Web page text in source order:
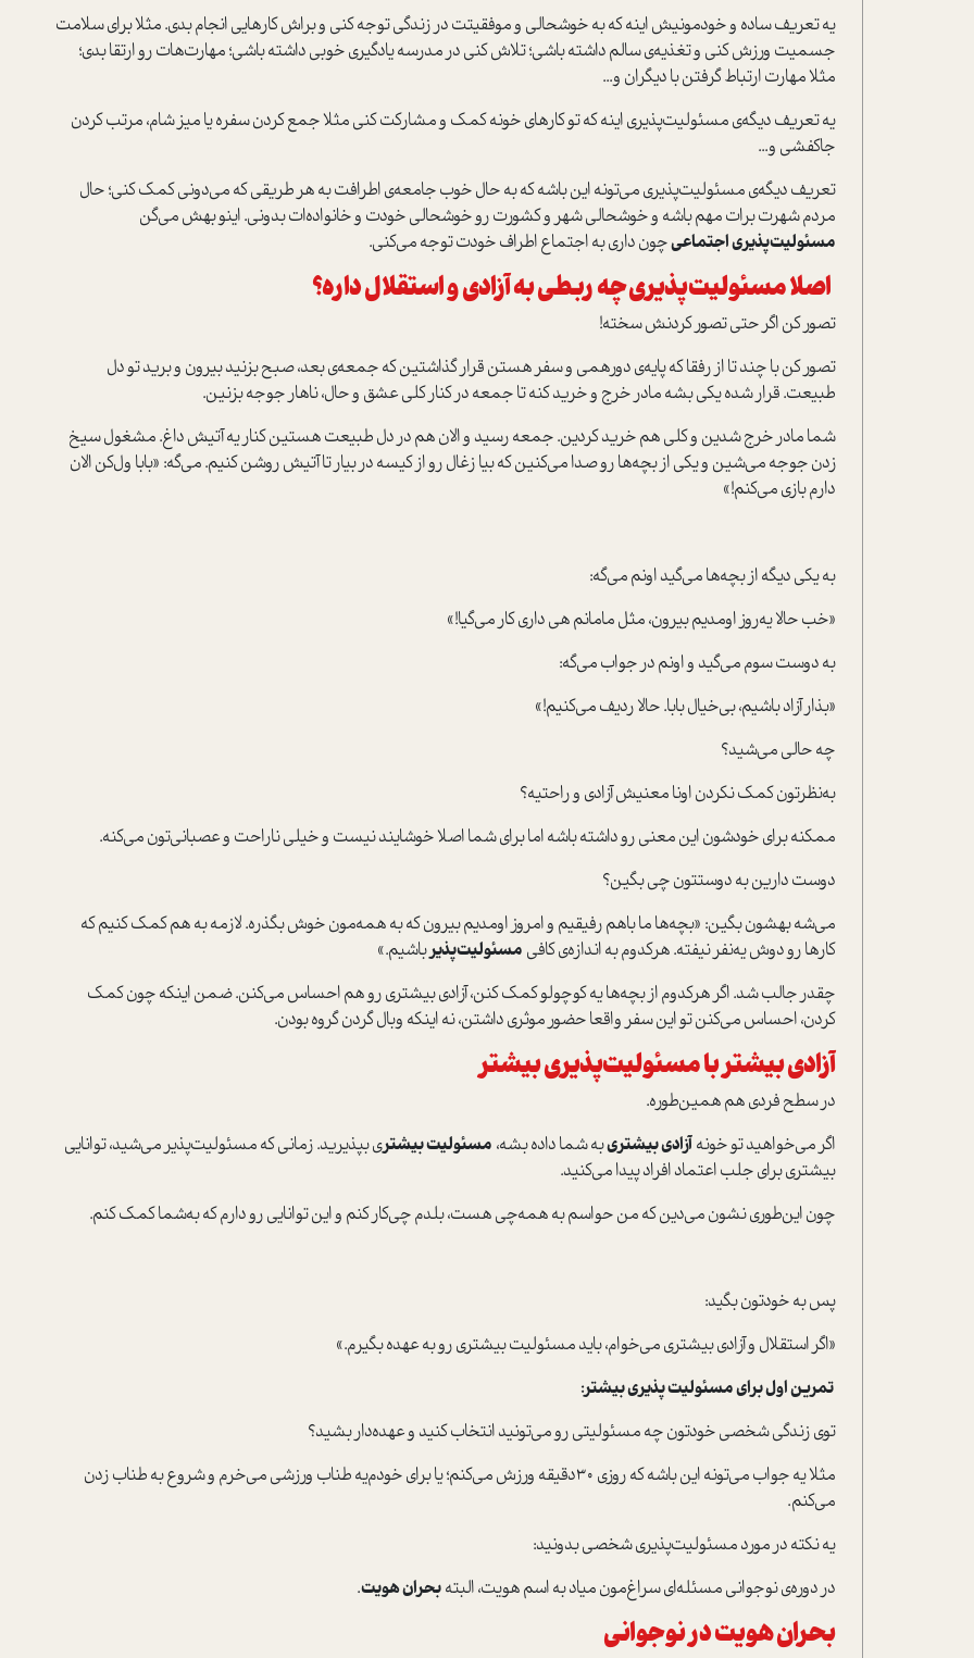
یه تعریف ساده و خودمونیش اینه که به خوشحالی و موفقیتت در زندگی توجه کنی و براش کارهایی انجام بدی. مثلا برای سلامت
جسمیت ورزش کنی و تغذیه‌ی سالم داشته باشی؛ تلاش کنی در مدرسه یادگیری خوبی داشته باشی؛ مهارت‌هات‌ رو ارتقا بدی؛
مثلا مهارت ارتباط گرفتن‌ با دیگران و...
یه تعریف دیگه‌ی مسئولیت‌پذیری اینه که تو کارهای خونه کمک و مشارکت کنی مثلا جمع کردن سفره یا میز شام، مرتب کردن
جاکفشی و...
تعریف دیگه‌ی مسئولیت‌پذیری می‌تونه این‌ باشه که به حال خوب جامعه‌ی اطرافت به هر طریقی که می‌دونی کمک کنی؛ حال
مردم شهرت برات مهم باشه و خوشحالی شهر و کشورت رو خوشحالی خودت و خانواده‌ات بدونی. اینو بهش می‌گن
مسئولیتپذیری اجتماعیچون داری به اجتماع اطراف خودت توجه می‌کنی.
اصلا مسئولیتپذیری چه ربطی به آزادی و استقلال داره؟
تصور کن اگر حتی تصور کردنش سخته!
تصور کن با چند تا از رفقا که پایه‌ی دورهمی و‌ سفر هستن قرار گذاشتین که جمعه‌ی ‌بعد، صبح بزنید بیرون و برید تو دل
طبیعت. قرار شده یکی بشه مادر خرج و خرید کنه تا جمعه در کنار کلی عشق و حال، ناهار جوجه بزنین.
شما مادر خرج شدین و کلی هم خرید کردین. جمعه رسید و الان هم در دل طبیعت هستین کنار یه آتیش داغ. مشغول سیخ
زدن جوجه می‌شین و یکی از بچه‌ها رو صدا می‌کنین که بیا زغال رو از کیسه در بیار تا آتیش روشن کنیم. می‌گه: «بابا ول‌کن الان
دارم‌ بازی می‌کنم!»
به یکی دیگه از بچه‌ها می‌گید اونم می‌گه:
«خب حالا یه‌روز اومدیم بیرون، مثل مامانم هی داری کار می‌گیا!»
به دوست سوم می‌گید و اونم در جواب می‌گه:
«بذار آزاد باشیم، بی‌خیال بابا. حالا ردیف می‌کنیم!»
چه حالی می‌شید؟
به‌نظرتون کمک نکردن اونا معنیش آزادی و راحتیه؟
ممکنه برای خودشون این‌ معنی رو داشته باشه اما برای شما اصلا خوشایند نیست و خیلی ناراحت و عصبانی‌تون می‌کنه.
دوست دارین به دوستتون چی بگین؟
می‌شه بهشون بگین: «بچه‌ها ما باهم رفیقیم و امروز اومدیم بیرون که به همه‌مون خوش بگذره. لازمه به هم کمک کنیم که
کارها رو دوش یه‌نفر نیفته. هرکدوم به اندازه‌ی کافی مسئولیتپذیرباشیم.»
چقدر جالب شد. اگر هرکدوم از بچه‌ها یه کوچولو کمک کنن، آزادی بیشتری رو هم احساس می‌کنن. ضمن اینکه چون کمک
کردن، احساس می‌کنن تو این سفر واقعا حضور موثری داشتن، نه اینکه وبال گردن گروه بودن.
آزادی بیشتر با مسئولیت‌پذیری بیشتر
در سطح فردی هم همین‌طوره.
اگر می‌‌خواهید تو خونهآزادی بیشتریبه شما داده بشه، مسئولیتبیشتری بپذیرید. زمانی که مسئولیت‌‌پذیر می‌شید، توانایی
بیشتری برای جلب اعتماد افراد پیدا می‌کنید.
چون این‌طوری نشون می‌دین که من حواسم به همه‌چی هست، بلدم چی‌کار کنم و این توانایی رو دارم که به‌شما کمک کنم.
پس به خودتون بگید:
«اگر استقلال و آزادی بیشتری می‌خوام، باید مسئولیت بیشتری رو به عهده بگیرم.»
تمرین اول برای مسئولیت پذیری بیشتر:
توی زندگی شخصی خودتون چه مسئولیتی رو می‌تونید انتخاب کنید و عهده‌دار بشید؟
مثلا یه جواب می‌تونه این‌ باشه که روزی ۳۰دقیقه ورزش می‌کنم؛ یا برای خودم‌یه طناب ورزشی می‌خرم و شروع به طناب زدن
می‌کنم.
یه نکته در مورد مسئولیت‌پذیری شخصی بدونید:
در دوره‌ی نوجوانی مسئله‌ای سراغ‌مون میاد به اسم هویت، البتهبحران هویت.
بحران هویت در نوجوانی